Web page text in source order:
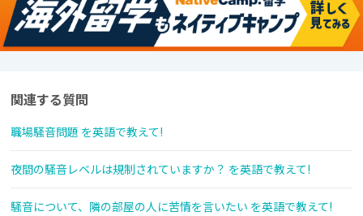
関連する質問
職場騒音問題 を英語で教えて!
夜間の騒音レベルは規制されていますか？ を英語で教えて!
騒音について、隣の部屋の人に苦情を言いたい を英語で教えて!